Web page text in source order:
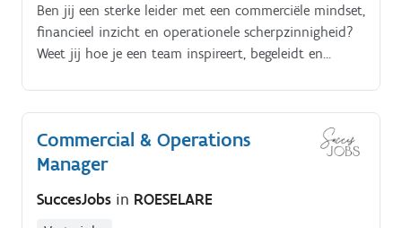
Ben jij een sterke leider met een commerciële mindset,
financieel inzicht en operationele scherpzinnigheid?
Weet jij hoe je een team inspireert, begeleidt en
Commercial & Operations
Manager
SuccesJobs in ROESELARE